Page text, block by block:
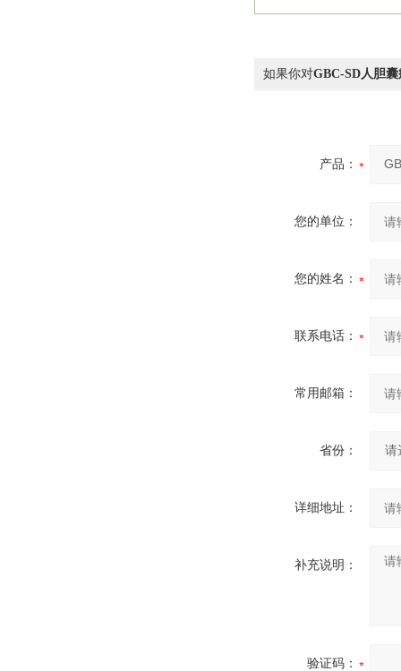
如果你对GBC-SD人胆
产品：
您的单位：
您的姓名：
联系电话：
常用邮箱：
省份：
详细地址：
补充说明：
验证码：